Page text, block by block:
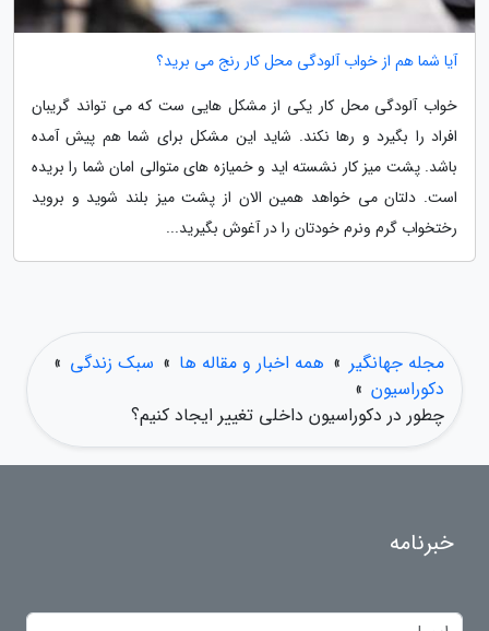
آیا شما هم از خواب آلودگی محل کار رنج می برید؟
خواب آلودگی محل کار یکی از مشکل هایی ست که می تواند گریبان
افراد را بگیرد و رها نکند. شاید این مشکل برای شما هم پیش آمده
باشد. پشت میز کار نشسته اید و خمیازه های متوالی امان شما را بریده
است. دلتان می خواهد همین الان از پشت میز بلند شوید و بروید
رختخواب گرم ونرم خودتان را در آغوش بگیرید...
مجله جهانگیر » همه اخبار و مقاله ها » سبک زندگی »
دکوراسیون »
چطور در دکوراسیون داخلی تغییر ایجاد کنیم؟
خبرنامه